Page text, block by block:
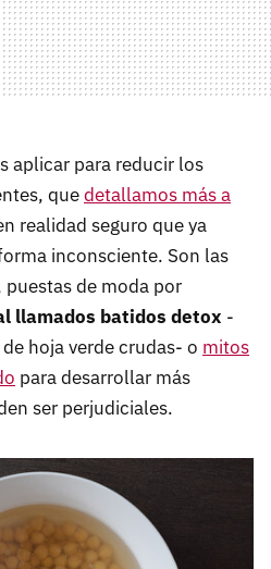
aplicar para reducir los
quedetallamos más a
realidad seguro que ya
inconsciente. Son las
de moda por
llamados batidos detox -
hoja verde crudas- o mitos
para desarrollar más
ser perjudiciales.